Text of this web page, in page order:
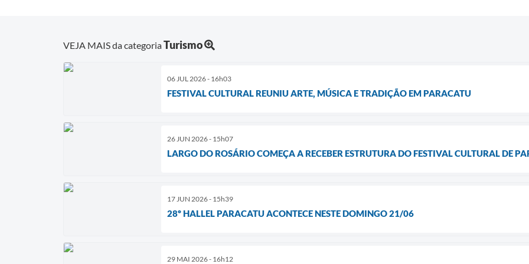
VEJA MAIS da categoriaTurismo
06 JUL 2026 - 16h03
FESTIVAL CULTURAL REUNIU ARTE, MÚSICA E TRADIÇÃO EM PARACATU
26 JUN 2026 - 15h07
LARGO DO ROSÁRIO COMEÇA A RECEBER ESTRUTURA DO FESTIVAL CULTURAL DE
17 JUN 2026 - 15h39
28º HALLEL PARACATU ACONTECE NESTE DOMINGO 21/06
29 MAI 2026 - 16h12